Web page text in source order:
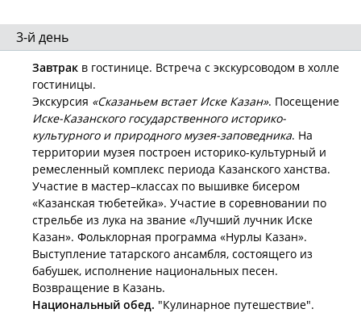
3-й день
Завтрак в гостинице. Встреча с экскурсоводом в холле
гостиницы.
Экскурсия «Сказаньем встает Иске Казан». Посещение
Иске-Казанского государственного историко-
культурного и природного музея-заповедника. На
территории музея построен историко-культурный и
ремесленный комплекс периода Казанского ханства.
Участие в мастер–классах по вышивке бисером
«Казанская тюбетейка». Участие в соревновании по
стрельбе из лука на звание «Лучший лучник Иске
Казан». Фольклорная программа «Нурлы Казан».
Выступление татарского ансамбля, состоящего из
бабушек, исполнение национальных песен.
Возвращение в Казань.
Национальный обед. "Кулинарное путешествие".